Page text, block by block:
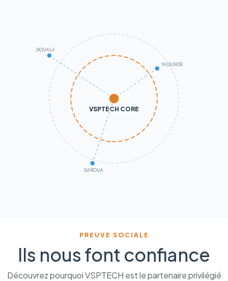
VSPTECH CORE
DOUALA
YAOUNDÉ
GAROUA
PREUVE SOCIALE
Ils nous font confiance
Découvrez pourquoi VSPTECH est le partenaire privilégié